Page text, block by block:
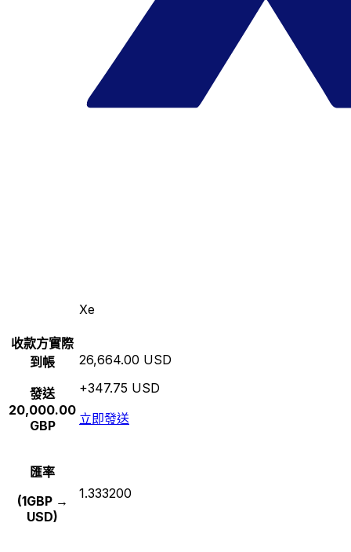
Xe
收款方實際
到帳
發送
20,000.00
GBP
26,664.00 USD
+347.75 USD
立即發送
匯率
(1GBP →
USD)
1.333200